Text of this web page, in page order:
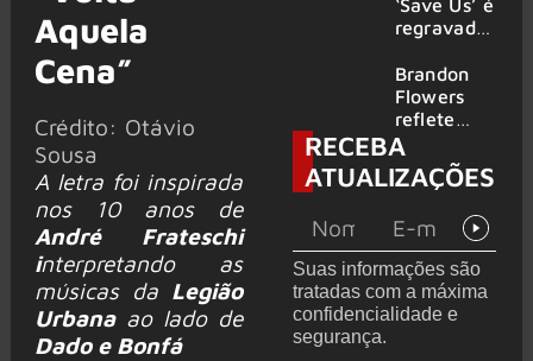
Aquela
Cena”
Crédito: Otávio
Sousa
A letra foi inspirada
nos 10 anos de
André Frateschi
interpretando as
músicas da Legião
Urbanaao lado de
Dado e Bonfá
gravada
am Ring
2026
‘Save Us’ é
regravada
membros
do GHOST
e KORN
Brandon
Flowers
reflete
sobre o
futuro e
levanta
de de
deixar os
palcos
RECEBA
ATUALIZAÇÕES
Suas informações são
tratadas com a máxima
confidencialidade e
segurança.